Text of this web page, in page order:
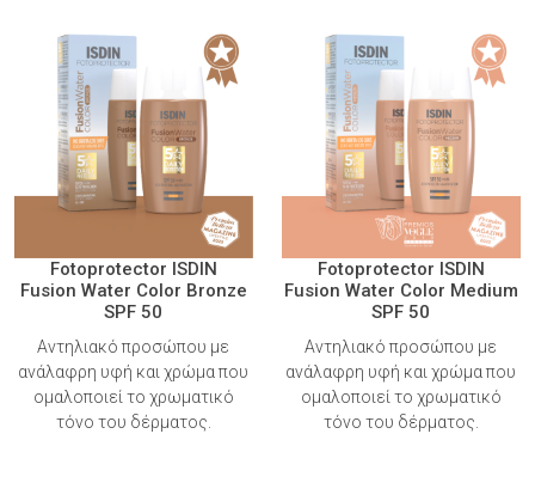
Fotoprotector ISDIN
Fusion Water Color Bronze
SPF 50
Αντηλιακό προσώπου με
ανάλαφρη υφή και χρώμα που
ομαλοποιεί το χρωματικό
τόνο του δέρματος.
Fotoprotector ISDIN
Fusion Water Color Medium
SPF 50
Αντηλιακό προσώπου με
ανάλαφρη υφή και χρώμα που
ομαλοποιεί το χρωματικό
τόνο του δέρματος.